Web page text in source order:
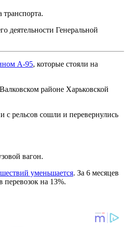
транспорта.
деятельности Генеральной
А-95, которые стояли на
районе Харьковской
с рельсов сошли и перевернулись
вагон.
уменьшается. За 6 месяцев
на 13%.